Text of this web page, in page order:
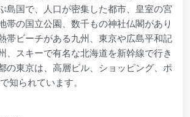
島国で、人口が密集した都市、皇室の宮
帯の国立公園、数千もの神社仏閣があり
帯ビーチがある九州、東京や広島平和記
、スキーで有名な北海道を新幹線で行き
の東京は、高層ビル、ショッピング、ポ
知られています。